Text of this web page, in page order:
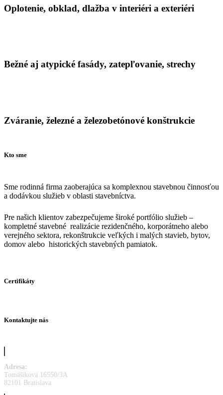
Oplotenie, obklad, dlažba v interiéri a exteriéri
Bežné aj atypické fasády, zatepľovanie, strechy
Zváranie, železné a železobetónové konštrukcie
Kto sme
Sme rodinná firma zaoberajúca sa komplexnou stavebnou činnosťou
a dodávkou služieb v oblasti stavebníctva.
Pre našich klientov zabezpečujeme široké portfólio služieb –
kompletné stavebné realizácie rezidenčného, korporátneho alebo
verejného sektora, rekonštrukcie veľkých i malých stavieb, bytov,
domov alebo historických stavebných pamiatok.
Certifikáty
Kontaktujte nás
Adresa:
Tomášikova 16550/3A
82101 Bratislava